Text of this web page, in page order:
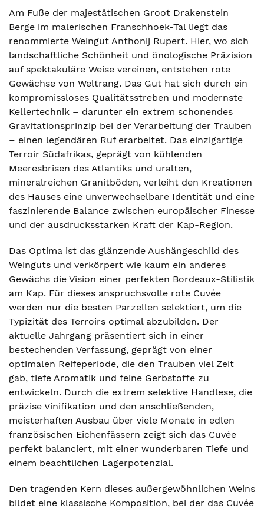
Am Fuße der majestätischen Groot Drakenstein
Berge im malerischen Franschhoek-Tal liegt das
renommierte Weingut Anthonij Rupert. Hier, wo sich
landschaftliche Schönheit und önologische Präzision
auf spektakuläre Weise vereinen, entstehen rote
Gewächse von Weltrang. Das Gut hat sich durch ein
kompromissloses Qualitätsstreben und modernste
Kellertechnik – darunter ein extrem schonendes
Gravitationsprinzip bei der Verarbeitung der Trauben
– einen legendären Ruf erarbeitet. Das einzigartige
Terroir Südafrikas, geprägt von kühlenden
Meeresbrisen des Atlantiks und uralten,
mineralreichen Granitböden, verleiht den Kreationen
des Hauses eine unverwechselbare Identität und eine
faszinierende Balance zwischen europäischer Finesse
und der ausdrucksstarken Kraft der Kap-Region.
Das Optima ist das glänzende Aushängeschild des
Weinguts und verkörpert wie kaum ein anderes
Gewächs die Vision einer perfekten Bordeaux-Stilistik
am Kap. Für dieses anspruchsvolle rote Cuvée
werden nur die besten Parzellen selektiert, um die
Typizität des Terroirs optimal abzubilden. Der
aktuelle Jahrgang präsentiert sich in einer
bestechenden Verfassung, geprägt von einer
optimalen Reifeperiode, die den Trauben viel Zeit
gab, tiefe Aromatik und feine Gerbstoffe zu
entwickeln. Durch die extrem selektive Handlese, die
präzise Vinifikation und den anschließenden,
meisterhaften Ausbau über viele Monate in edlen
französischen Eichenfässern zeigt sich das Cuvée
perfekt balanciert, mit einer wunderbaren Tiefe und
einem beachtlichen Lagerpotenzial.
Den tragenden Kern dieses außergewöhnlichen Weins
bildet eine klassische Komposition, bei der das Cuvée